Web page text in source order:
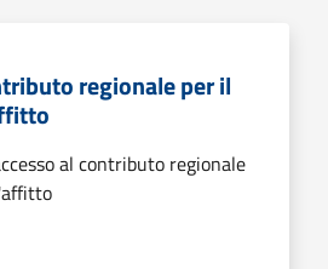
regionale per il
al contributo regionale